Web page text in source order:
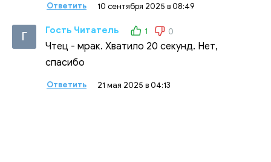
Ответить 10 сентября 2025 в 08:49
Г Гость Читатель 1 0
Чтец - мрак. Хватило 20 секунд. Нет,
спасибо
Ответить 21 мая 2025 в 04:13